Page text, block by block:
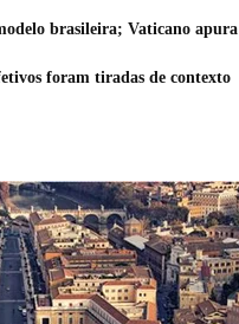
brasileira; Vaticano apura
foram tiradas de contexto